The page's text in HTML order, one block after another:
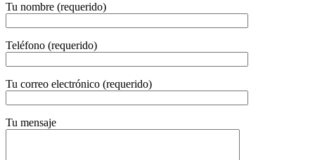
Tu nombre (requerido)
Teléfono (requerido)
Tu correo electrónico (requerido)
Tu mensaje